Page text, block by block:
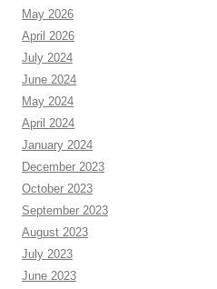
May 2026
April 2026
July 2024
June 2024
May 2024
April 2024
January 2024
December 2023
October 2023
September 2023
August 2023
July 2023
June 2023